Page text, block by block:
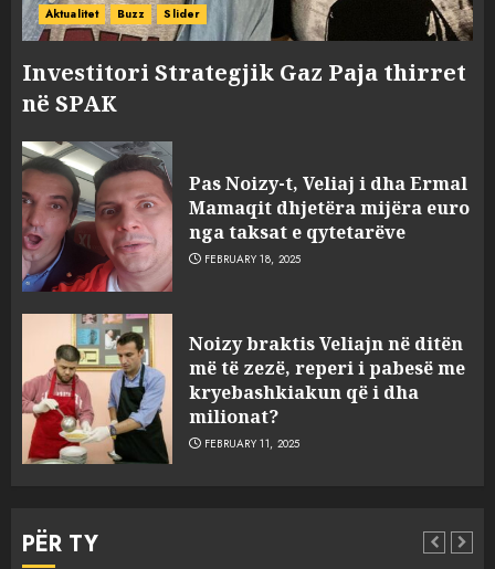
Aktualitet Buzz Slider
Investitori Strategjik Gaz Paja thirret
në SPAK
Pas Noizy-t, Veliaj i dha Ermal
Mamaqit dhjetëra mijëra euro
nga taksat e qytetarëve
FEBRUARY 18, 2025
Noizy braktis Veliajn në ditën
më të zezë, reperi i pabesë me
kryebashkiakun që i dha
milionat?
FEBRUARY 11, 2025
PËR TY
3
sulmuan “One Albania”,
ngjarja u fsheh. A u vodhën
serverat?
4
çfarë dënimi kërkon për
Mariela dhe Antonela
Berishën
MARCH 25, 2025
dëshmia e Nuredin Dumanit